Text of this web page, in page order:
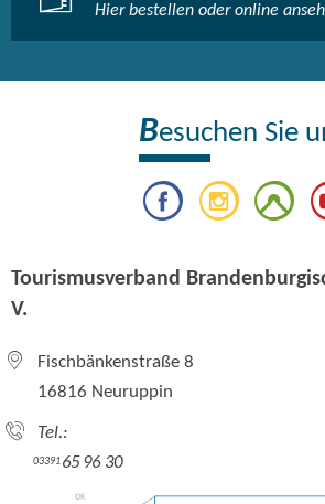
Hier bestellen oder online
Besuchen Sie
Tourismusverband
V.
Fischbänkenstraße 8
16816 Neuruppin
Tel.:
0339165 96 30